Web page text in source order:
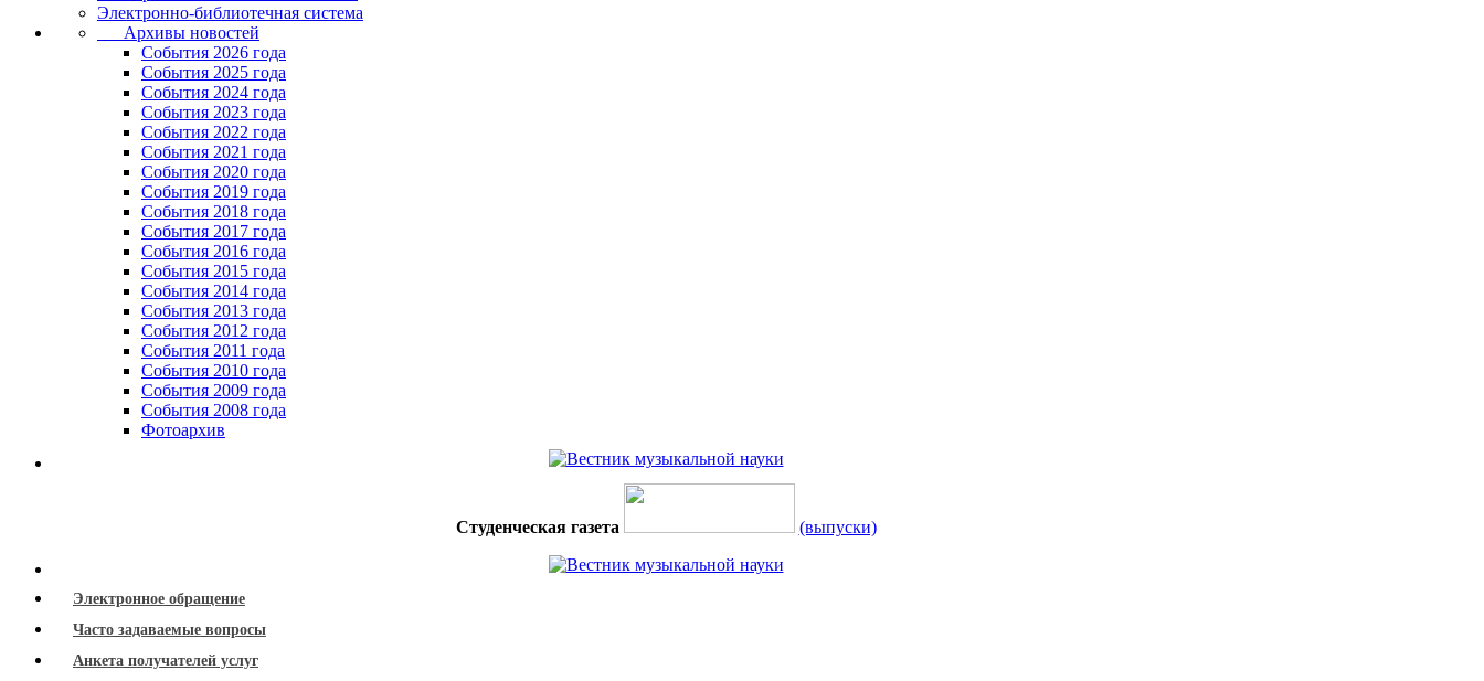
Электронно-библиотечная система
Архивы новостей
Cобытия 2026 года
События 2025 года
События 2024 года
События 2023 года
Cобытия 2022 года
Cобытия 2021 года
События 2020 года
События 2019 года
События 2018 года
События 2017 года
События 2016 года
События 2015 года
События 2014 года
События 2013 года
События 2012 года
События 2011 года
События 2010 года
События 2009 года
События 2008 года
Фотоархив
Студенческая газета (выпуски)
Электронное обращение
Часто задаваемые вопросы
Анкета получателей услуг